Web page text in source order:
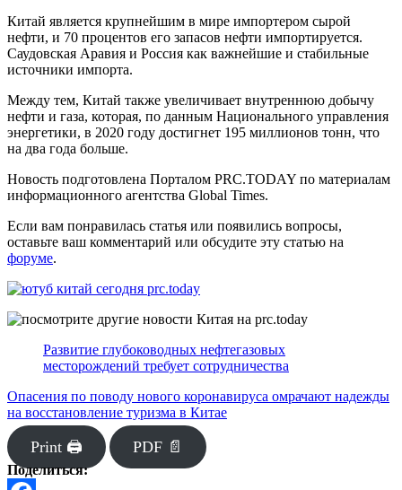
Китай является крупнейшим в мире импортером сырой
нефти, и 70 процентов его запасов нефти импортируется.
Саудовская Аравия и Россия как важнейшие и стабильные
источники импорта.
Между тем, Китай также увеличивает внутреннюю добычу
нефти и газа, которая, по данным Национального управления
энергетики, в 2020 году достигнет 195 миллионов тонн, что
на два года больше.
Новость подготовлена Порталом PRC.TODAY по материалам
информационного агентства Global Times.
Если вам понравилась статья или появились вопросы,
оставьте ваш комментарий или обсудите эту статью на
форуме.
Развитие глубоководных нефтегазовых
месторождений требует сотрудничества
Опасения по поводу нового коронавируса омрачают надежды
на восстановление туризма в Китае
Print 🖨 PDF 📄
Поделиться: